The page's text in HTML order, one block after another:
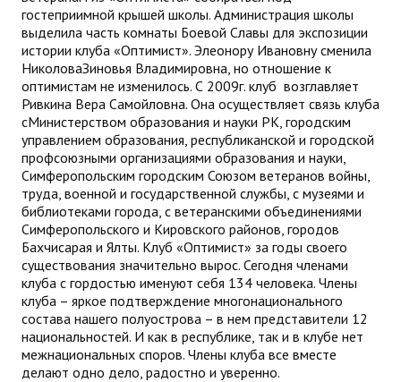
гостеприимной крышей школы. Администрация школы
выделила часть комнаты Боевой Славы для экспозиции
истории клуба «Оптимист». Элеонору Ивановну сменила
НиколоваЗиновья Владимировна, но отношение к
оптимистам не изменилось. С 2009г. клуб возглавляет
Ривкина Вера Самойловна. Она осуществляет связь клуба
cМинистерством образования и науки РК, городским
управлением образования, республиканской и городской
профсоюзными организациями образования и науки,
Симферопольским городским Союзом ветеранов войны,
труда, военной и государственной службы, с музеями и
библиотеками города, с ветеранскими объединениями
Симферопольского и Кировского районов, городов
Бахчисарая и Ялты. Клуб «Оптимист» за годы своего
существования значительно вырос. Сегодня членами
клуба с гордостью именуют себя 134 человека. Члены
клуба – яркое подтверждение многонационального
состава нашего полуострова – в нем представители 12
национальностей. И как в республике, так и в клубе нет
межнациональных споров. Члены клуба все вместе
делают одно дело, радостно и уверенно.